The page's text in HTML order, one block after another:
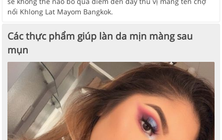
nổi Khlong Lat Mayom Bangkok.
Các thực phẩm giúp làn da mịn màng sau
mụn